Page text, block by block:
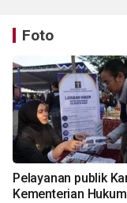
Foto
Pelayanan publik
Kementerian